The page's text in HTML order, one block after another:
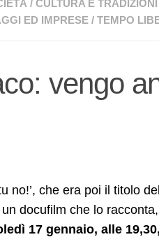
/ CULTURA E TRADIZIONI
ED IMPRESE / TEMPO
vengo
no!’, che era poi il titolo
docufilm che lo
17 gennaio, alle